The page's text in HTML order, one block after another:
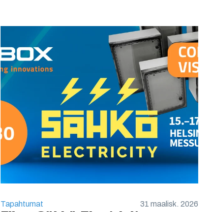
Tapahtumat 31 maalisk. 2026